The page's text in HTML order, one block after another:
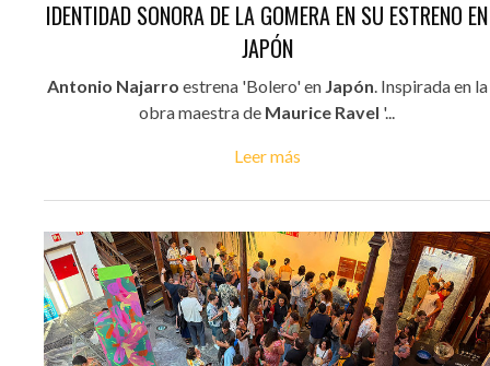
IDENTIDAD SONORA DE LA GOMERA EN SU ESTRENO EN
JAPÓN
Antonio Najarro estrena 'Bolero' en Japón . Inspirada en la
obra maestra de Maurice Ravel '...
Leer más